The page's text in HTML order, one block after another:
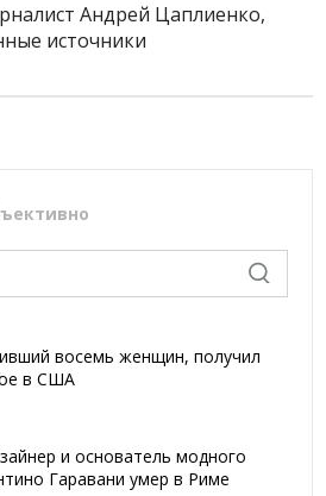
Андрей Цаплиенко,
источники
восемь женщин, получил
в США
и основатель модного
Гаравани умер в Риме